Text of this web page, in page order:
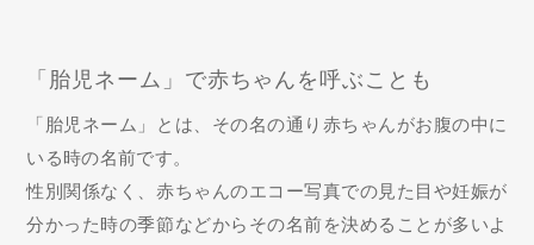
「胎児ネーム」で赤ちゃんを呼ぶことも
「胎児ネーム」とは、その名の通り赤ちゃんがお腹の中に
いる時の名前です。
性別関係なく、赤ちゃんのエコー写真での見た目や妊娠が
分かった時の季節などからその名前を決めることが多いよ